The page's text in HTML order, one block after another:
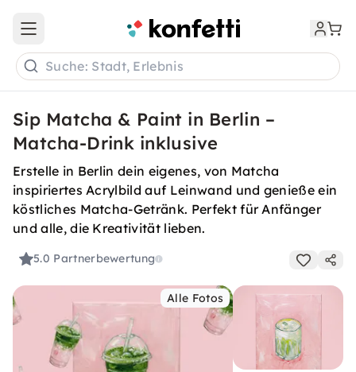
Open main menu
Suche: Stadt, Erlebnis
Sip Matcha & Paint in Berlin –
Matcha-Drink inklusive
Erstelle in Berlin dein eigenes, von Matcha
inspiriertes Acrylbild auf Leinwand und genieße ein
köstliches Matcha-Getränk. Perfekt für Anfänger
und alle, die Kreativität lieben.
5.0 Partnerbewertung
Alle Fotos